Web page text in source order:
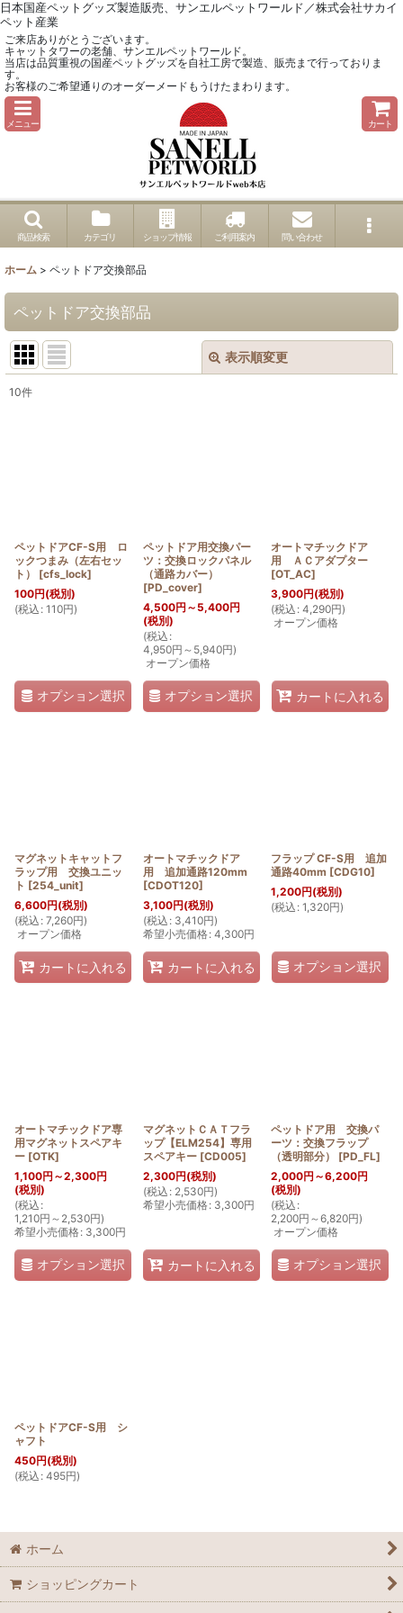
日本国産ペットグッズ製造販売、サンエルペットワールド／株式会社サカイ
ペット産業
ご来店ありがとうございます。
キャットタワーの老舗、サンエルペットワールド。
当店は品質重視の国産ペットグッズを自社工房で製造、販売まで行っておりま
す。
お客様のご希望通りのオーダーメードもうけたまわります。
メニュー カート
商品検索 カテゴリ ショップ情報 ご利用案内 問い合わせ
ホーム > ペットドア交換部品
ペットドア交換部品
表示順変更
10件
ペットドアCF-S用 ロ
ックつまみ（左右セッ
ト）
[cfs_lock]
100円(税別)
(税込 : 110円)
オプション選択
ペットドア用交換パー
ツ：交換ロックパネル
（通路カバー）
[PD_cover]
4,500円 ～5,400円
(税別)
(税込 :
4,950円 ～5,940円)
オープン価格
オプション選択
オートマチックドア
用 ＡＣアダプター
[OT_AC]
3,900円(税別)
(税込 : 4,290円)
オープン価格
カートに入れる
マグネットキャットフ
ラップ用 交換ユニッ
ト [254_unit]
6,600円(税別)
(税込 : 7,260円)
オープン価格
カートに入れる
オートマチックドア
用 追加通路120mm
[CDOT120]
3,100円(税別)
(税込 : 3,410円)
希望小売価格: 4,300円
カートに入れる
フラップ CF-S用 追加
通路40mm [CDG10]
1,200円(税別)
(税込 : 1,320円)
オプション選択
オートマチックドア専
用マグネットスペアキ
ー [OTK]
1,100円 ～2,300円
(税別)
(税込 :
1,210円 ～2,530円)
希望小売価格: 3,300円
オプション選択
マグネットＣＡＴフラ
ップ【ELM254】専用
スペアキー [CD005]
2,300円(税別)
(税込 : 2,530円)
希望小売価格: 3,300円
カートに入れる
ペットドア用 交換パ
ーツ：交換フラップ
（透明部分）
[PD_FL]
2,000円 ～6,200円
(税別)
(税込 :
2,200円 ～6,820円)
オープン価格
オプション選択
ペットドアCF-S用 シ
ャフト
450円(税別)
(税込 : 495円)
ホーム
ショッピングカート